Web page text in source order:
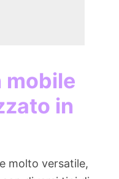
mobile
in
molto versatile,